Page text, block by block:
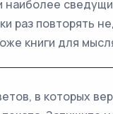
наиболее
раз повторять
книги для
в которых